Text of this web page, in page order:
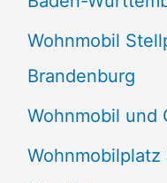
Wohnmobil
Brandenburg
Wohnmobil und